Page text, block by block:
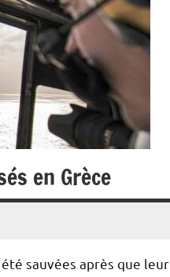
en Grèce
sauvées après que leur